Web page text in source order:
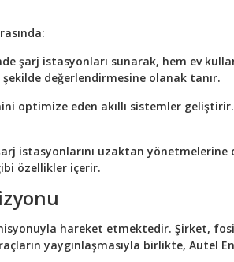
şarj istasyonları sunarak, hem ev
şekilde değerlendirmesine olanak tanır.
optimize eden akıllı sistemler
istasyonlarını uzaktan
özellikler içerir.
hareket etmektedir. Şirket,
yaygınlaşmasıyla birlikte, Autel